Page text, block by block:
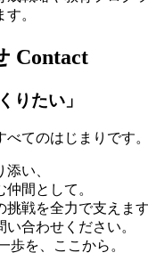
。
Contact
りたい」
てのはじまりです。
い、
間として。
戦を全力で支えます
合わせください。
を、ここから。